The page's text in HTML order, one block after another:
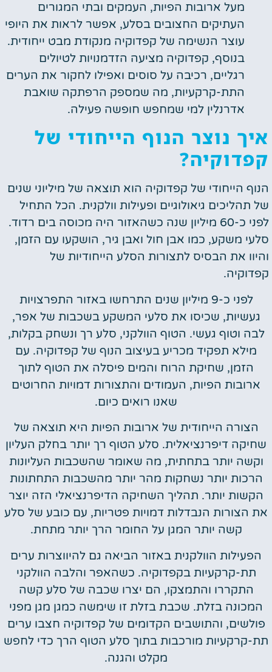
מעל ארובות הפיות, העמקים ובתי המגורים
העתיקים החצובים בסלע, אפשר לראות את היופי
עוצר הנשימה של קפדוקיה מנקודת מבט ייחודית.
בנוסף, קפדוקיה מציעה הזדמנויות לטיולים
רגליים, רכיבה על סוסים ואפילו לחקור את הערים
התת-קרקעיות, מה שמספק הרפתקה שואבת
אדרנלין למי שמחפש חופשה פעילה.
איך נוצר הנוף הייחודי של
קפדוקיה?
הנוף הייחודי של קפדוקיה הוא תוצאה של מיליוני שנים
של תהליכים גיאולוגיים ופעילות וולקנית. הכל התחיל
לפני כ-60 מיליון שנה כשהאזור היה מכוסה בים רדוד.
סלעי משקע, כמו אבן חול ואבן גיר, הושקעו עם הזמן,
והיוו את הבסיס לתצורות הסלע הייחודיות של
קפדוקיה.
לפני כ-9 מיליון שנים התרחשו באזור התפרצויות
געשיות, שכיסו את סלעי המשקע בשכבות של אפר,
לבה וטוף געשי. הטוף הוולקני, סלע רך ונשחק בקלות,
מילא תפקיד מכריע בעיצוב הנוף של קפדוקיה. עם
הזמן, שחיקת הרוח והמים פיסלה את הטוף לתוך
ארובות הפיות, העמודים והתצורות דמויות החרוטים
שאנו רואים כיום.
הצורה הייחודית של ארובות הפיות היא תוצאה של
שחיקה דיפרנציאלית. סלע הטוף רך יותר בחלק העליון
וקשה יותר בתחתית, מה שאומר שהשכבות העליונות
הרכות יותר נשחקות מהר יותר מהשכבות התחתונות
הקשות יותר. תהליך השחיקה הדיפרנציאלי הזה יוצר
את הצורות הנבדלות דמויות פטריות, עם כובע של סלע
קשה יותר המגן על החומר הרך יותר מתחת.
הפעילות הוולקנית באזור הביאה גם להיווצרות ערים
תת-קרקעיות בקפדוקיה. כשהאפר והלבה הוולקני
התקררו והתמצקו, הם יצרו שכבה של סלע קשה
המכונה בזלת. שכבת בזלת זו שימשה כמגן מגן מפני
פולשים, והתושבים הקדומים של קפדוקיה חצבו ערים
תת-קרקעיות מורכבות בתוך סלע הטוף הרך כדי לחפש
מקלט והגנה.